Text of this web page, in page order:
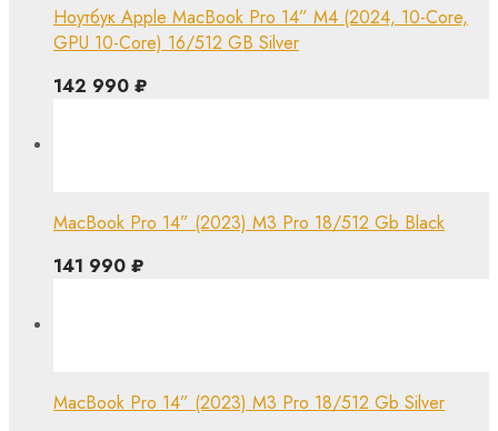
Ноутбук Apple MacBook Pro 14” M4 (2024, 10-Core,
GPU 10-Core) 16/512 GB Silver
142 990 ₽
MacBook Pro 14” (2023) M3 Pro 18/512 Gb Black
141 990 ₽
MacBook Pro 14” (2023) M3 Pro 18/512 Gb Silver